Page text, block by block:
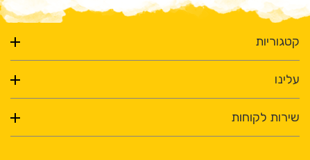
קטגוריות
עלינו
שירות לקוחות